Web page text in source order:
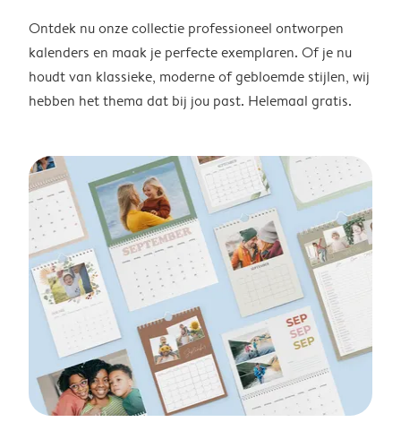
Ontdek nu onze collectie professioneel ontworpen
kalenders en maak je perfecte exemplaren. Of je nu
houdt van klassieke, moderne of gebloemde stijlen, wij
hebben het thema dat bij jou past. Helemaal gratis.